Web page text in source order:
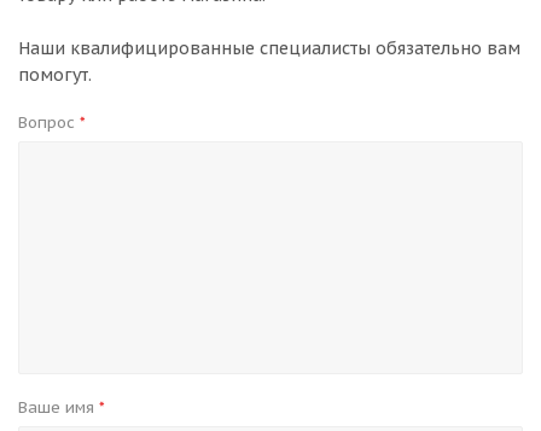
Наши квалифицированные специалисты обязательно вам
помогут.
Вопрос *
Ваше имя *